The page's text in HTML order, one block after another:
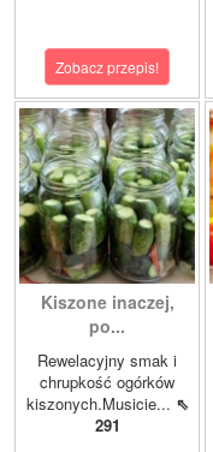
Zobacz przepis!
Kiszone inaczej,
po...
Rewelacyjny smak i
chrupkość ogórków
kiszonych.Musicie... ⇖
291